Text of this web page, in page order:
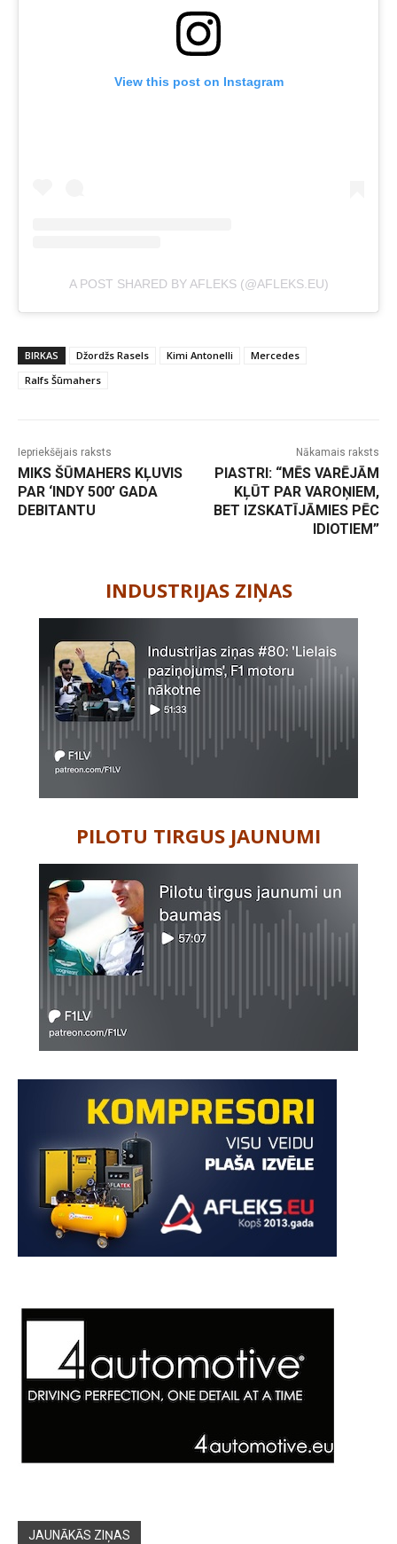
View this post on Instagram
A POST SHARED BY AFLEKS (@AFLEKS.EU)
BIRKAS Džordžs Rasels Kimi Antonelli
Mercedes
Ralfs Šūmahers
Iepriekšējais raksts
MIKS ŠŪMAHERS KĻUVIS
PAR ‘INDY 500’ GADA
DEBITANTU
Nākamais raksts
PIASTRI: “MĒS VARĒJĀM
KĻŪT PAR VAROŅIEM,
BET IZSKATĪJĀMIES PĒC
IDIOTIEM”
INDUSTRIJAS ZIŅAS
PILOTU TIRGUS JAUNUMI
JAUNĀKĀS ZIŅAS